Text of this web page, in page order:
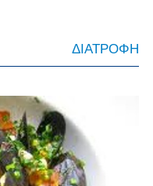
ΔΙΑΤΡΟΦΗ